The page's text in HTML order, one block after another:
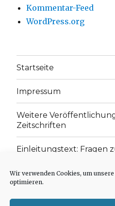
Wir verwenden Cookies, um
optimieren.
Kommentar-Feed
WordPress.org
Startseite
Impressum
Weitere
Zeitschriften
Einleitungstext: Fragen
„schwachen Glaubens“